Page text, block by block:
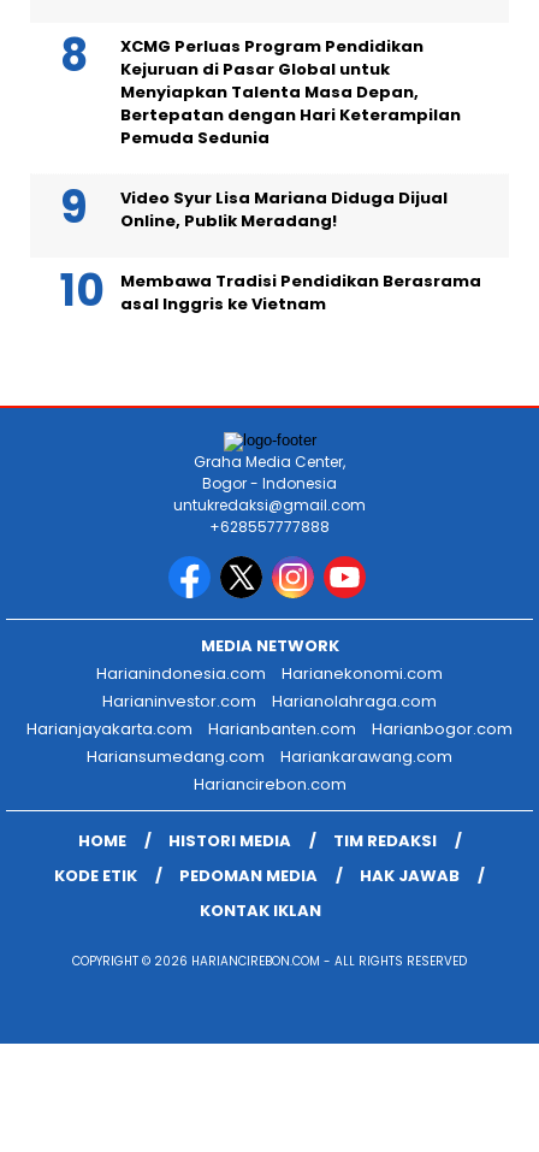
XCMG Perluas Program Pendidikan
Kejuruan di Pasar Global untuk
Menyiapkan Talenta Masa Depan,
Bertepatan dengan Hari Keterampilan
Pemuda Sedunia
Video Syur Lisa Mariana Diduga Dijual
Online, Publik Meradang!
Membawa Tradisi Pendidikan Berasrama
asal Inggris ke Vietnam
Graha Media Center,
Bogor - Indonesia
untukredaksi@gmail.com
+628557777888
MEDIA NETWORK
Harianindonesia.com
Harianekonomi.com
Harianinvestor.com
Harianolahraga.com
Harianjayakarta.com
Harianbanten.com
Harianbogor.com
Hariansumedang.com
Hariankarawang.com
Hariancirebon.com
HOME HISTORI MEDIA
TIM REDAKSI
KODE ETIK
PEDOMAN MEDIA
HAK JAWAB
KONTAK IKLAN
COPYRIGHT © 2026 HARIANCIREBON.COM - ALL RIGHTS RESERVED